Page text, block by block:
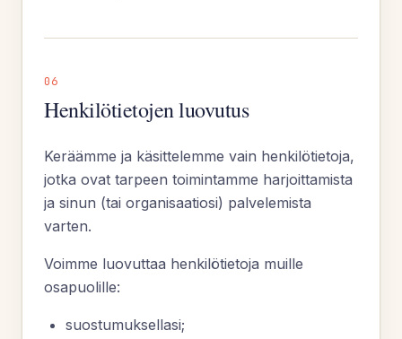
06
Henkilötietojen luovutus
Keräämme ja käsittelemme vain henkilötietoja,
jotka ovat tarpeen toimintamme harjoittamista
ja sinun (tai organisaatiosi) palvelemista
varten.
Voimme luovuttaa henkilötietoja muille
osapuolille:
suostumuksellasi;